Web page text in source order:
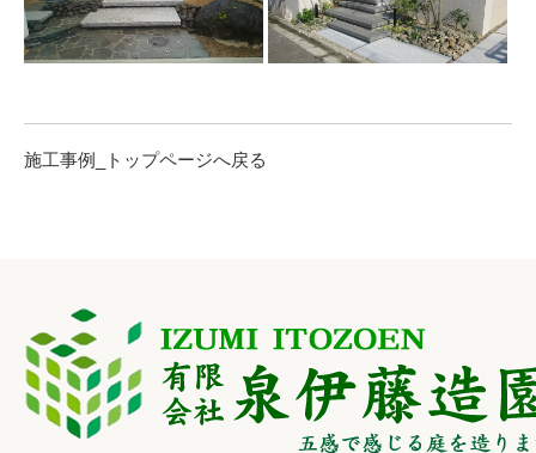
施工事例_トップページへ戻る